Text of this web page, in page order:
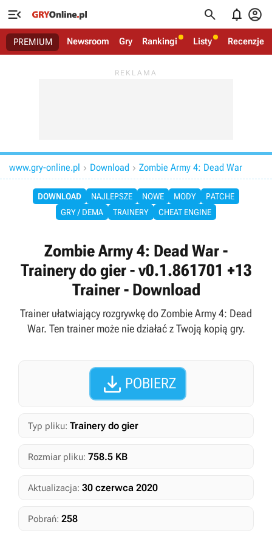
   
PREMIUM Newsroom Gry Rankingi Listy Recenzje
www.gry-online.pl  Download  Zombie Army 4: Dead War
DOWNLOAD NAJLEPSZE NOWE MODY
PATCHE
GRY / DEMA
TRAINERY CHEAT ENGINE
Zombie Army 4: Dead War -
Trainery do gier - v0.1.861701 +13
Trainer - Download
Trainer ułatwiający rozgrywkę do Zombie Army 4: Dead
War. Ten trainer może nie działać z Twoją kopią gry.
 POBIERZ
Typ pliku: Trainery do gier
Rozmiar pliku: 758.5 KB
Aktualizacja: 30 czerwca 2020
Pobrań: 258